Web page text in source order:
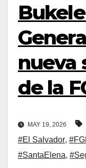
nueva
de la
MAY 19, 2026
#El Salvador,
#SantaElena,